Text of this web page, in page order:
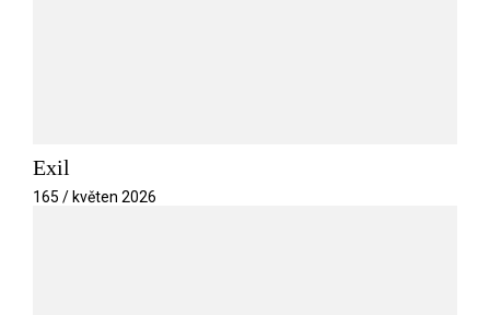
Exil
165 / květen 2026